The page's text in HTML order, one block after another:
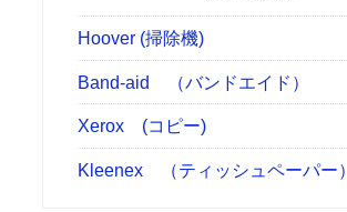
Hoover (掃除機)
Band-aid （バンドエイド）
Xerox (コピー)
Kleenex （ティッシュペーパー）